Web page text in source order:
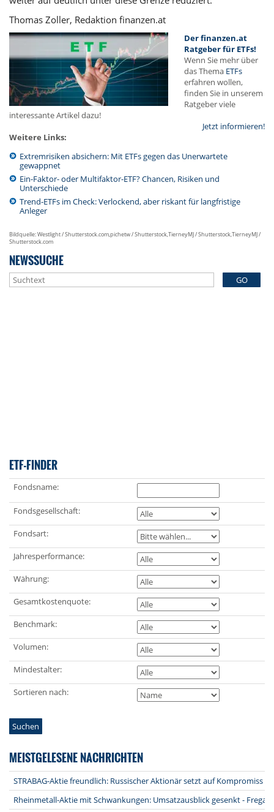
Thomas Zoller, Redaktion finanzen.at
Der finanzen.at
Ratgeber für ETFs!
Wenn Sie mehr über
das Thema ETFs
erfahren wollen,
finden Sie in unserem
Ratgeber viele
interessante Artikel dazu!
Jetzt informieren!
Weitere Links:
Extremrisiken absichern: Mit ETFs gegen das Unerwartete
gewappnet
Ein-Faktor- oder Multifaktor-ETF? Chancen, Risiken und
Unterschiede
Trend-ETFs im Check: Verlockend, aber riskant für langfristige
Anleger
Bildquelle: Westlight / Shutterstock.com,pichetw / Shutterstock,TierneyMJ / Shutterstock,TierneyMJ /
Shutterstock.com
NEWSSUCHE
GO
ETF-FINDER
Fondsname:
Fondsgesellschaft:
Fondsart:
Jahresperformance:
Währung:
Gesamtkostenquote:
Benchmark:
Volumen:
Mindestalter:
Sortieren nach:
Suchen
MEISTGELESENE NACHRICHTEN
STRABAG-Aktie freundlich: Russischer Aktionär setzt auf Kompromiss
Rheinmetall-Aktie mit Schwankungen: Umsatzausblick gesenkt -